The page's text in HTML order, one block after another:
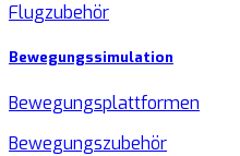
Flugzubehör
Bewegungssimulation
Bewegungsplattformen
Bewegungszubehör